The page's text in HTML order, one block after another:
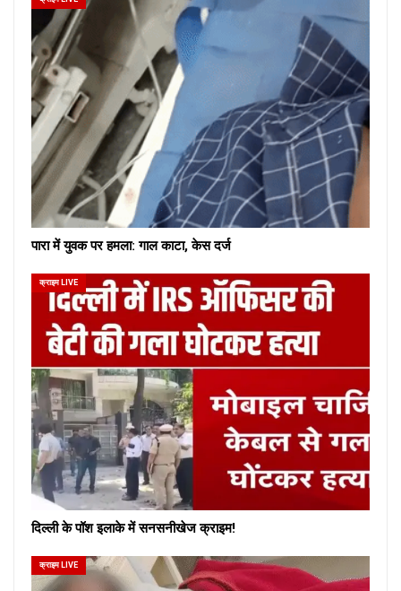
पारा में युवक पर हमला: गाल काटा, केस दर्ज
क्राइम LIVE
दिल्ली के पॉश इलाके में सनसनीखेज क्राइम!
क्राइम LIVE